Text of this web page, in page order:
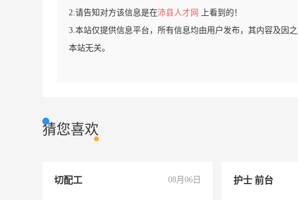
2.请告知对方该信息是在沛县人才网
上看到的！
3.本站仅提供信息平台，所有信息均由用户发布，其内容及因
本站无关。
猜您喜欢
切配工 08月06日 护士 前台